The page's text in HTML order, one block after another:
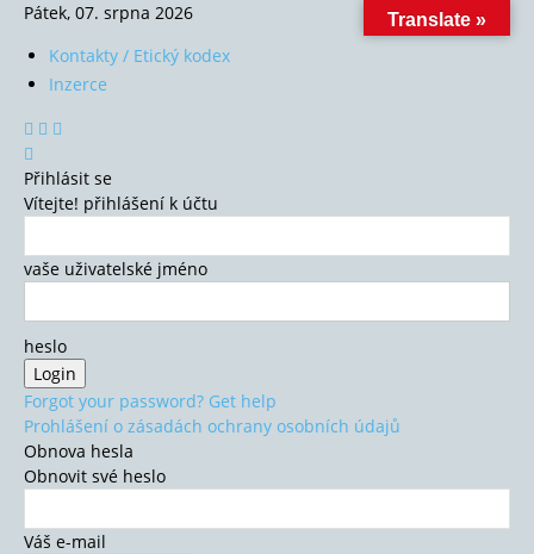
Pátek, 07. srpna 2026
Kontakty / Etický kodex
Inzerce
Přihlásit se
Vítejte! přihlášení k účtu
vaše uživatelské jméno
heslo
Forgot your password? Get help
Prohlášení o zásadách ochrany osobních údajů
Obnova hesla
Obnovit své heslo
Váš e-mail
Translate »